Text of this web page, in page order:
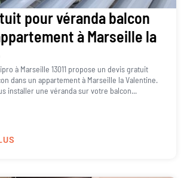
pour véranda balcon
à Marseille la
à Marseille 13011 propose un devis gratuit
dans un appartement à Marseille la Valentine.
installer une véranda sur votre balcon...